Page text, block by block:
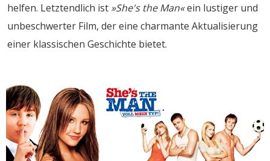
helfen. Letztendlich ist »She's the Man«ein lustiger und
unbeschwerter Film, der eine charmante Aktualisierung
einer klassischen Geschichte bietet.